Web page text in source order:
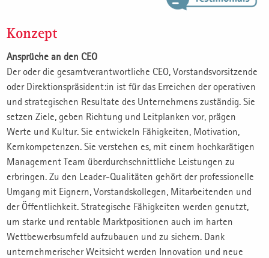
Konzept
Ansprüche an den CEO
Der oder die gesamtverantwortliche CEO, Vorstandsvorsitzende
oder Direktionspräsident:in ist für das Erreichen der operativen
und strategischen Resultate des Unternehmens zuständig. Sie
setzen Ziele, geben Richtung und Leitplanken vor, prägen
Werte und Kultur. Sie entwickeln Fähigkeiten, Motivation,
Kernkompetenzen. Sie verstehen es, mit einem hochkarätigen
Management Team überdurchschnittliche Leistungen zu
erbringen. Zu den Leader-Qualitäten gehört der professionelle
Umgang mit Eignern, Vorstandskollegen, Mitarbeitenden und
der Öffentlichkeit. Strategische Fähigkeiten werden genutzt,
um starke und rentable Marktpositionen auch im harten
Wettbewerbsumfeld aufzubauen und zu sichern. Dank
unternehmerischer Weitsicht werden Innovation und neue